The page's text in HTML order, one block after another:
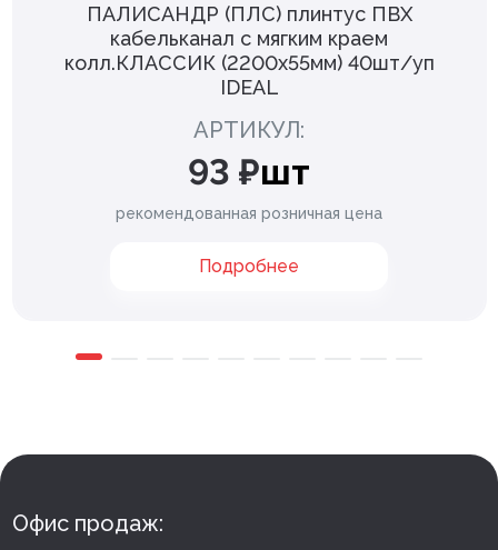
ПАЛИСАНДР (ПЛС) плинтус ПВХ
кабельканал с мягким краем
колл.КЛАССИК (2200х55мм) 40шт/уп
IDEAL
АРТИКУЛ:
93 ₽шт
рекомендованная розничная цена
Подробнее
Офис продаж: